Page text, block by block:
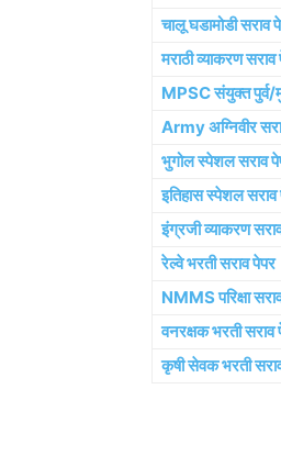
चालू घडामोडी सराव
मराठी व्याकरण सराव
MPSC संयुक्त पुर्व/
Army अग्निवीर
भुगोल स्पेशल सराव
इतिहास स्पेशल सराव
इंग्रजी व्याकरण
रेल्वे भरती सराव पेपर
NMMS परिक्षा
वनरक्षक भरती सराव
कृषी सेवक भरती